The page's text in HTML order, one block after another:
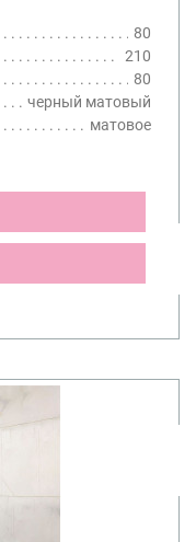
80
210
80
черный матовый
матовое